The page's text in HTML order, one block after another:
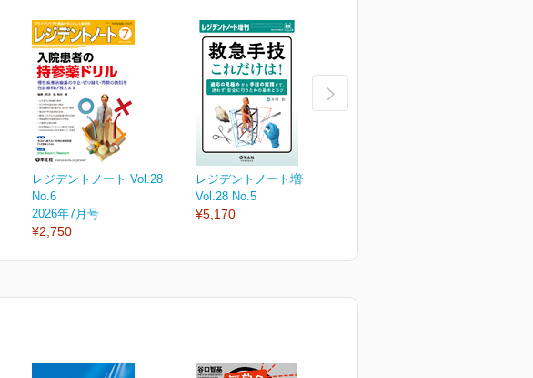
レジデントノート Vol.28
No.6
2026年7月号
¥2,750
レジデントノート増刊
Vol.28 No.5
¥5,170